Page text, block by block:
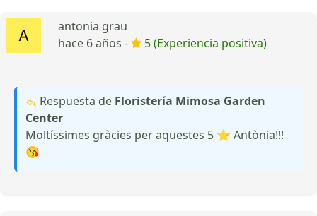
antonia grau
hace 6 años -
5 (Experiencia positiva)
Respuesta de Floristería Mimosa Garden
Center
Moltíssimes gràcies per aquestes 5 ⭐ Antònia!!!
😘